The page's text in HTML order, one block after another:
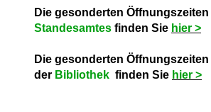
Die gesonderten
Standesamtes finden Sie hier >
Die gesonderten Öffnungszeiten
der Bibliothek finden Sie hier >